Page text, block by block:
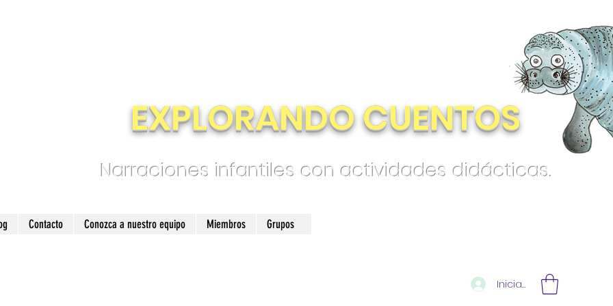
EXPLORANDO CUENTOS
Narraciones infantiles con actividades didácticas.
Iniciar sesión
Contacto Conozca a nuestro equipo Miembros Grupos